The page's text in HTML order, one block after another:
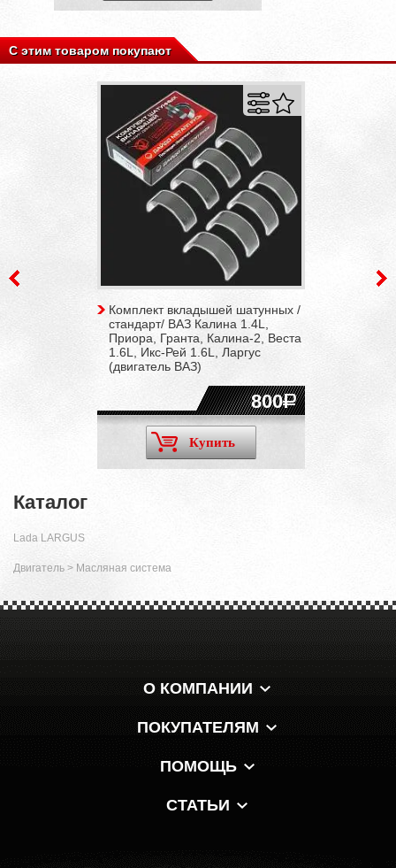
С этим товаром покупают
Комплект вкладышей шатунных /
стандарт/ ВАЗ Калина 1.4L,
Приора, Гранта, Калина-2, Веста
1.6L, Икс-Рей 1.6L, Ларгус
(двигатель ВАЗ)
800
Купить
Каталог
Lada LARGUS
Двигатель > Масляная система
О КОМПАНИИ
ПОКУПАТЕЛЯМ
ПОМОЩЬ
СТАТЬИ